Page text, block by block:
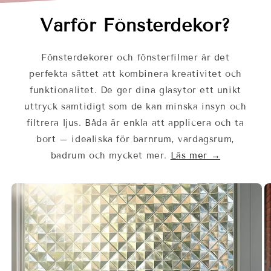
Varför Fönsterdekor?
Fönsterdekorer och fönsterfilmer är det
perfekta sättet att kombinera kreativitet och
funktionalitet. De ger dina glasytor ett unikt
uttryck samtidigt som de kan minska insyn och
filtrera ljus. Båda är enkla att applicera och ta
bort – idealiska för barnrum, vardagsrum,
badrum och mycket mer. Läs mer →